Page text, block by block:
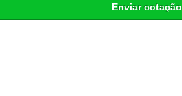
Enviar cotação